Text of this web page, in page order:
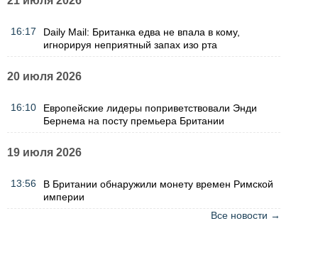
16:17
Daily Mail: Британка едва не впала в кому,
игнорируя неприятный запах изо рта
20 июля 2026
16:10
Европейские лидеры поприветствовали Энди
Бернема на посту премьера Британии
19 июля 2026
13:56
В Британии обнаружили монету времен Римской
империи
Все новости →